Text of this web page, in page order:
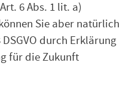
6 Abs. 1 lit. a)
Sie aber natürlich
durch Erklärung
für die Zukunft